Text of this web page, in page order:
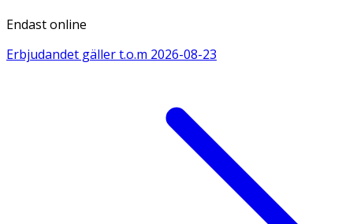
Endast online
Erbjudandet gäller t.o.m 2026-08-23